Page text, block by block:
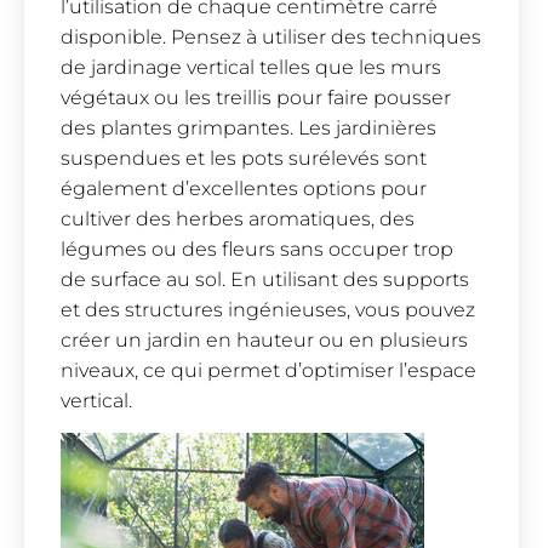
l’utilisation de chaque centimètre carré
disponible. Pensez à utiliser des techniques
de jardinage vertical telles que les murs
végétaux ou les treillis pour faire pousser
des plantes grimpantes. Les jardinières
suspendues et les pots surélevés sont
également d’excellentes options pour
cultiver des herbes aromatiques, des
légumes ou des fleurs sans occuper trop
de surface au sol. En utilisant des supports
et des structures ingénieuses, vous pouvez
créer un jardin en hauteur ou en plusieurs
niveaux, ce qui permet d’optimiser l’espace
vertical.